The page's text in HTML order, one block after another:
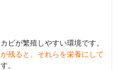
ビが繁殖しやすい環境です。
残ると、それらを栄養にして
。